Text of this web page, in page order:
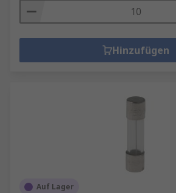
Hinzufügen
Auf Lager